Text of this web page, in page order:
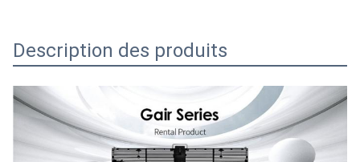
Description des produits